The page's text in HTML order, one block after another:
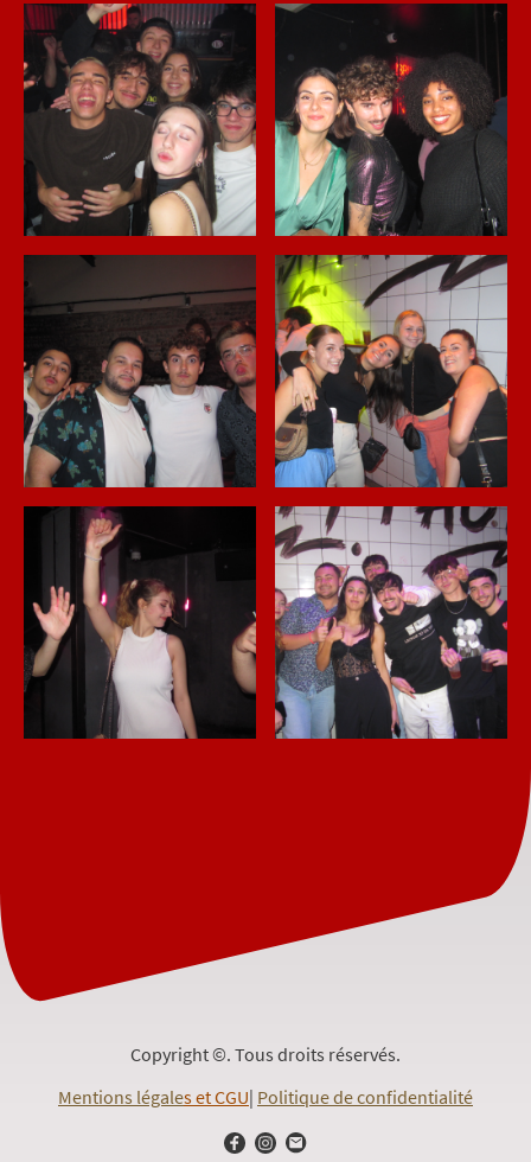
Copyright ©. Tous droits réservés.
Mentions légaleset CGU| Politique de confidentialité